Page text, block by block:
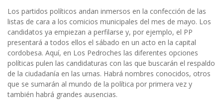
Los partidos políticos andan inmersos en la confección de las
listas de cara a los comicios municipales del mes de mayo. Los
candidatos ya empiezan a perfilarse y, por ejemplo, el PP
presentará a todos ellos el sábado en un acto en la capital
cordobesa. Aquí, en Los Pedroches las diferentes opciones
políticas pulen las candidaturas con las que buscarán el respaldo
de la ciudadanía en las urnas. Habrá nombres conocidos, otros
que se sumarán al mundo de la política por primera vez y
también habrá grandes ausencias.